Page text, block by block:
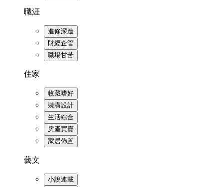
職涯
進修深造
財經企管
職場甘苦
住家
收藏嗜好
裝潢設計
生活綜合
房產買賣
家居佈置
藝文
小說連載